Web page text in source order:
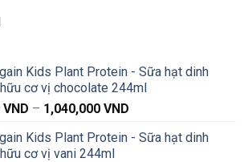
Kids Plant Protein - Sữa hạt dinh
cơ vị chocolate 244ml
VND – 1,040,000 VND
từ
Kids Plant Protein - Sữa hạt dinh
cơ vị vani 244ml